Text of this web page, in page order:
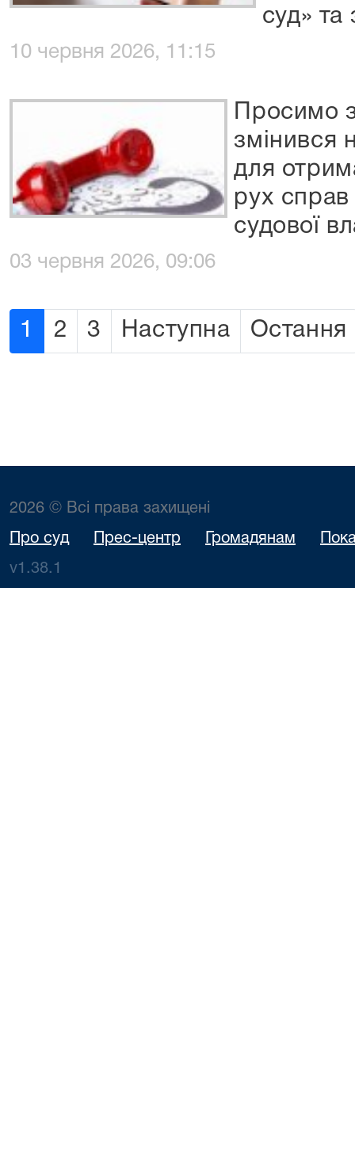
суд» та
10 червня 2026, 11:15
Просимо
змінився
для
рух справ
судової
03 червня 2026, 09:06
1 2 3 Наступна Остання
2026 © Всі права захищені
Про суд Прес-центр Громадянам
v1.38.1